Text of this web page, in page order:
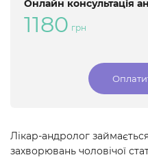
Онлайн консультація
1180 грн
Лікар-андролог
захворювань чоловічої